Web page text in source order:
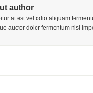
author
at est vel odio aliquam
auctor dolor fermentum nisi